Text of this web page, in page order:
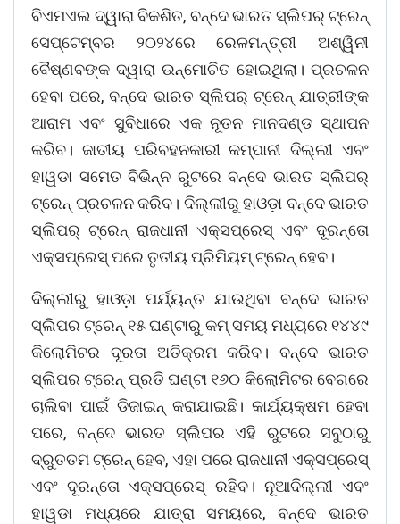
ବିଏମଏଲ ଦ୍ୱାରା ବିକଶିତ, ବନ୍ଦେ ଭାରତ ସ୍ଲିପର୍ ଟ୍ରେନ୍
ସେପ୍ଟେମ୍ବର ୨୦୨୪ରେ ରେଳମନ୍ତ୍ରୀ ଅଶ୍ୱିନୀ
ବୈଷ୍ଣବଙ୍କ ଦ୍ୱାରା ଉନ୍ମୋଚିତ ହୋଇଥିଲା। ପ୍ରଚଳନ
ହେବା ପରେ, ବନ୍ଦେ ଭାରତ ସ୍ଲିପର୍ ଟ୍ରେନ୍ ଯାତ୍ରୀଙ୍କ
ଆରାମ ଏବଂ ସୁବିଧାରେ ଏକ ନୂତନ ମାନଦଣ୍ଡ ସ୍ଥାପନ
କରିବ। ଜାତୀୟ ପରିବହନକାରୀ କମ୍ପାନୀ ଦିଲ୍ଲୀ ଏବଂ
ହାୱଡା ସମେତ ବିଭିନ୍ନ ରୁଟରେ ବନ୍ଦେ ଭାରତ ସ୍ଲିପର୍
ଟ୍ରେନ୍ ପ୍ରଚଳନ କରିବ। ଦିଲ୍ଲୀରୁ ହାଓଡ଼ା ବନ୍ଦେ ଭାରତ
ସ୍ଲିପର୍ ଟ୍ରେନ୍ ରାଜଧାନୀ ଏକ୍ସପ୍ରେସ୍ ଏବଂ ଦୂରନ୍ତୋ
ଏକ୍ସପ୍ରେସ୍ ପରେ ତୃତୀୟ ପ୍ରିମିୟମ୍ ଟ୍ରେନ୍ ହେବ।
ଦିଲ୍ଲୀରୁ ହାଓଡ଼ା ପର୍ଯ୍ୟନ୍ତ ଯାଉଥିବା ବନ୍ଦେ ଭାରତ
ସ୍ଲିପର ଟ୍ରେନ୍ ୧୫ ଘଣ୍ଟାରୁ କମ୍ ସମୟ ମଧ୍ୟରେ ୧୪୪୯
କିଲୋମିଟର ଦୂରତା ଅତିକ୍ରମ କରିବ। ବନ୍ଦେ ଭାରତ
ସ୍ଲିପର ଟ୍ରେନ୍ ପ୍ରତି ଘଣ୍ଟା ୧୬୦ କିଲୋମିଟର ବେଗରେ
ଚାଲିବା ପାଇଁ ଡିଜାଇନ୍ କରାଯାଇଛି। କାର୍ଯ୍ୟକ୍ଷମ ହେବା
ପରେ, ବନ୍ଦେ ଭାରତ ସ୍ଲିପର ଏହି ରୁଟରେ ସବୁଠାରୁ
ଦ୍ରୁତତମ ଟ୍ରେନ୍ ହେବ, ଏହା ପରେ ରାଜଧାନୀ ଏକ୍ସପ୍ରେସ୍
ଏବଂ ଦୂରନ୍ତୋ ଏକ୍ସପ୍ରେସ୍ ରହିବ। ନୂଆଦିଲ୍ଲୀ ଏବଂ
ହାୱଡା ମଧ୍ୟରେ ଯାତ୍ରା ସମୟରେ, ବନ୍ଦେ ଭାରତ